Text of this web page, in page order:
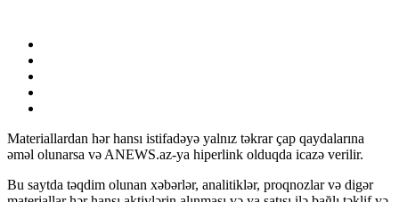
Materiallardan hər hansı istifadəyə yalnız təkrar çap qaydalarına
əməl olunarsa və ANEWS.az-ya hiperlink olduqda icazə verilir.
Bu saytda təqdim olunan xəbərlər, analitiklər, proqnozlar və digər